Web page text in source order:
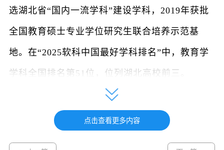
选湖北省“国内一流学科”建设学科，2019年获批
全国教育硕士专业学位研究生联合培养示范基
地。在“2025软科中国最好学科排名”中，教育学
学科全国排名第51位，位列湖北高校前三。
本专业立足湖北、面向全国，培养热爱教育
点击查看更多内容